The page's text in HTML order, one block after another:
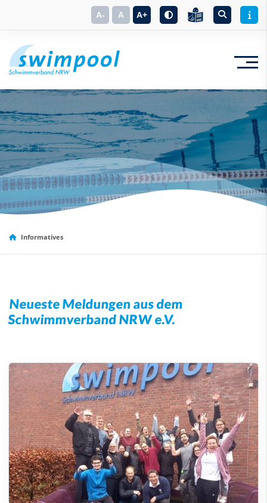
A- A A+
Suchbegriff eingeben
Informatives
Neueste Meldungen aus dem
Schwimmverband NRW e.V.